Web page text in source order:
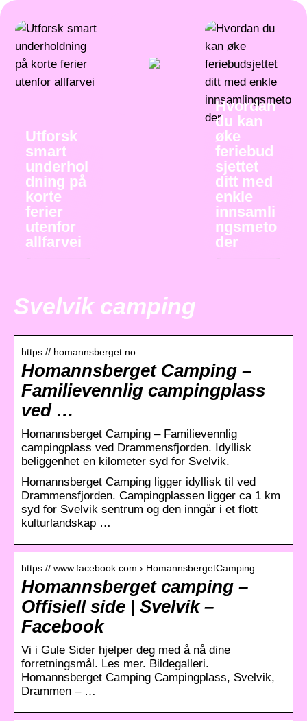
Utforsk
smart
underhol
dning på
korte
ferier
utenfor
allfarvei
Hvordan
du kan
øke
feriebud
sjettet
ditt med
enkle
innsamli
ngsmeto
der
Svelvik camping
https:// homannsberget.no
Homannsberget Camping –
Familievennlig campingplass
ved …
Homannsberget Camping – Familievennlig
campingplass ved Drammensfjorden. Idyllisk
beliggenhet en kilometer syd for Svelvik.
Homannsberget Camping ligger idyllisk til ved
Drammensfjorden. Campingplassen ligger ca 1 km
syd for Svelvik sentrum og den inngår i et flott
kulturlandskap …
https:// www.facebook.com › HomannsbergetCamping
Homannsberget camping –
Offisiell side | Svelvik –
Facebook
Vi i Gule Sider hjelper deg med å nå dine
forretningsmål. Les mer. Bildegalleri.
Homannsberget Camping Campingplass, Svelvik,
Drammen – …